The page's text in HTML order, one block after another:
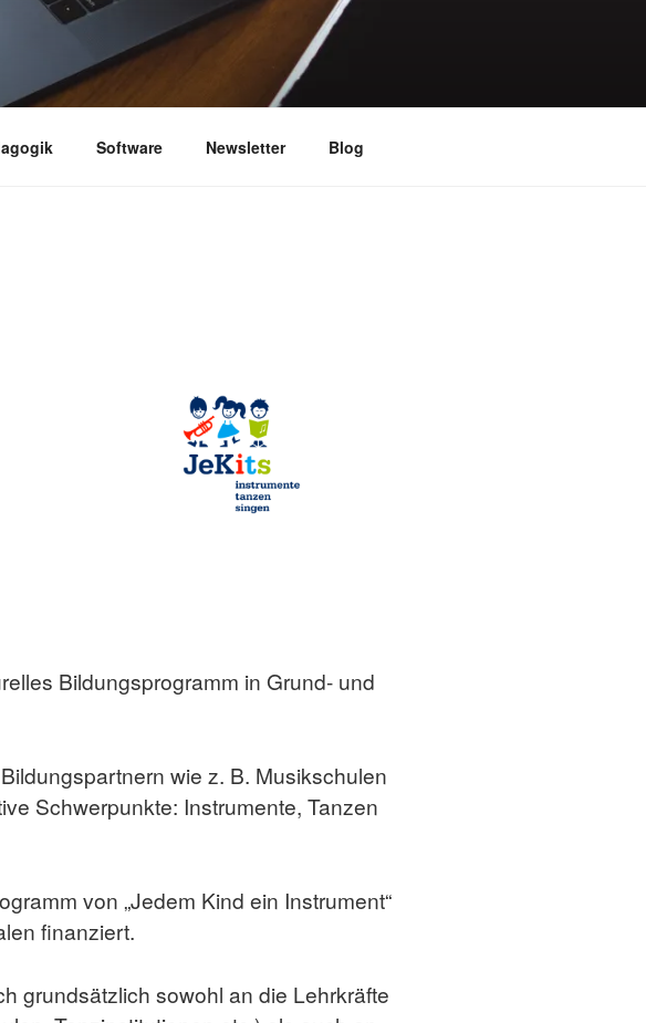
Software Newsletter Blog
Bildungsprogramm in Grund- und
wie z. B. Musikschulen
Schwerpunkte: Instrumente, Tanzen
von „Jedem Kind ein Instrument“
finanziert.
grundsätzlich sowohl an die Lehrkräfte